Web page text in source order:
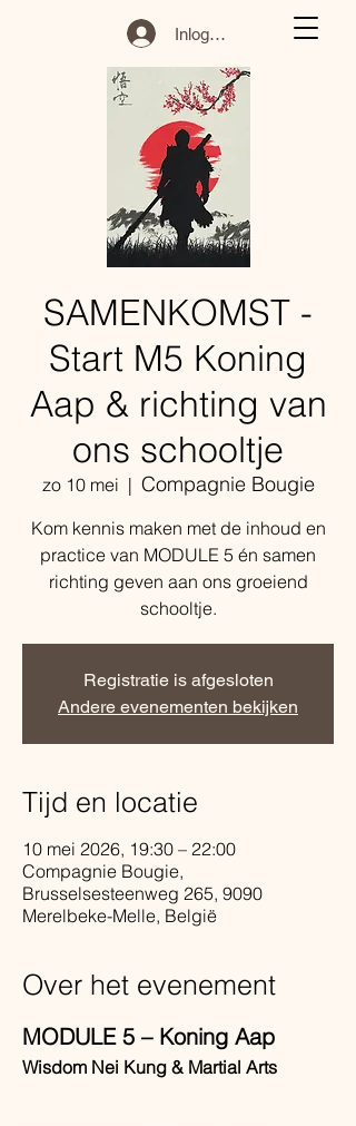
Inloggen
SAMENKOMST -
Start M5 Koning
Aap & richting van
ons schooltje
zo 10 mei
  |
Compagnie Bougie
Kom kennis maken met de inhoud en
practice van MODULE 5 én samen
richting geven aan ons groeiend
schooltje.
Registratie is afgesloten
Andere evenementen bekijken
Tijd en locatie
10 mei 2026, 19:30 – 22:00
Compagnie Bougie,
Brusselsesteenweg 265, 9090
Merelbeke-Melle, België
Over het evenement
MODULE 5 – Koning Aap
Wisdom Nei Kung & Martial Arts